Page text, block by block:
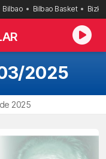
Bilbao Bilbao Basket
2025
2025